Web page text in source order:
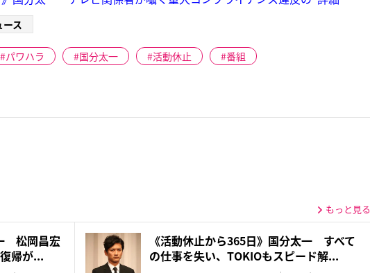
ス
パワハラ 国分太一 活動休止 番組
もっと見る
松岡昌宏
帰が...
《活動休止から365日》国分太一 すべて
の仕事を失い、TOKIOもスピード解...